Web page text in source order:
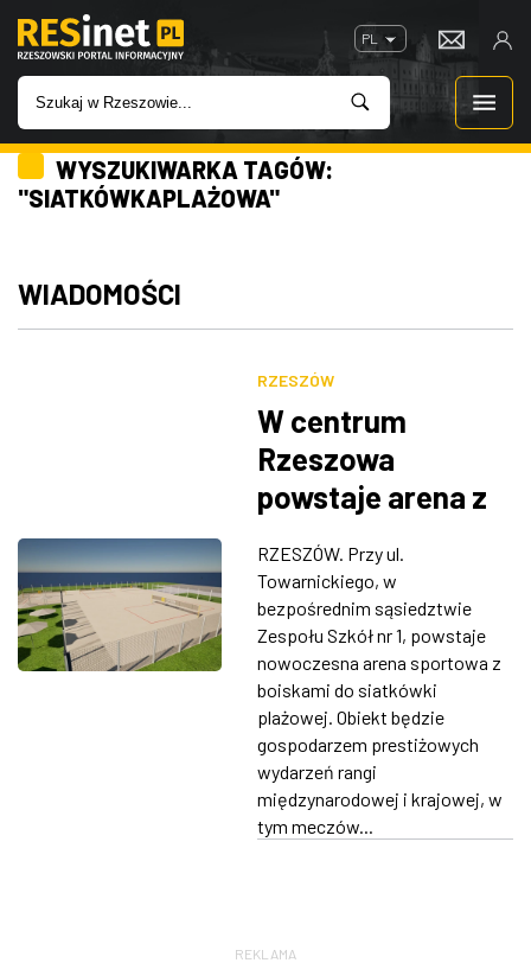
PL
WIADOMOŚCI
IMPREZY
ZDJĘCIA
W RZESZOWIE
WYSZUKIWARKA TAGÓW:
"SIATKÓWKAPLAŻOWA"
WIADOMOŚCI
RZESZÓW
W centrum
Rzeszowa
powstaje arena z
siatkówki
plażowej. Odbędzie
się tu m.in. Puchar
Świata
RZESZÓW. Przy ul.
Towarnickiego, w
bezpośrednim sąsiedztwie
Zespołu Szkół nr 1, powstaje
nowoczesna arena sportowa z
boiskami do siatkówki
plażowej. Obiekt będzie
gospodarzem prestiżowych
wydarzeń rangi
międzynarodowej i krajowej, w
tym meczów...
REKLAMA